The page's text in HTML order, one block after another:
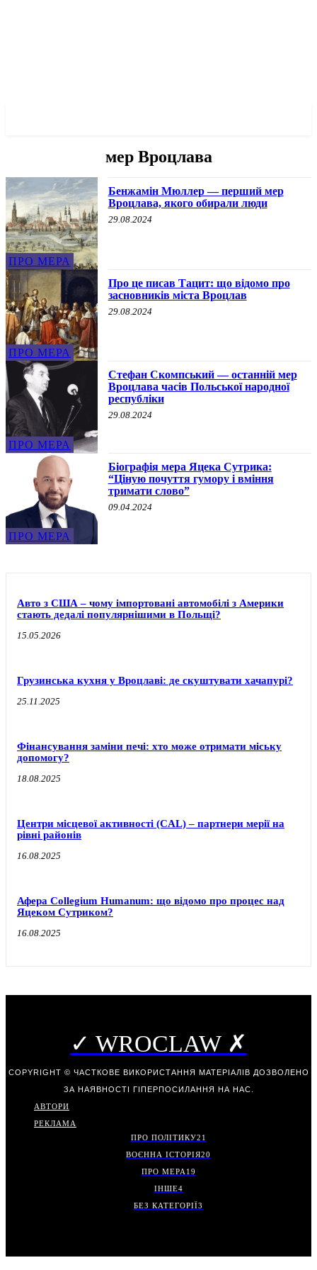
мер Вроцлава
ПРО МЕРА
Бенжамін Мюллер — перший мер
Вроцлава, якого обирали люди
29.08.2024
ПРО МЕРА
Про це писав Тацит: що відомо про
засновників міста Вроцлав
29.08.2024
ПРО МЕРА
Стефан Скомпський — останній мер
Вроцлава часів Польської народної
республіки
29.08.2024
ПРО МЕРА
Біографія мера Яцека Сутрика:
“Ціную почуття гумору і вміння
тримати слово”
09.04.2024
Авто з США – чому імпортовані автомобілі з Америки
стають дедалі популярнішими в Польщі?
15.05.2026
Грузинська кухня у Вроцлаві: де скуштувати хачапурі?
25.11.2025
Фінансування заміни печі: хто може отримати міську
допомогу?
18.08.2025
Центри місцевої активності (CAL) – партнери мерії на
рівні районів
16.08.2025
Афера Collegium Humanum: що відомо про процес над
Яцеком Сутриком?
16.08.2025
✓ WROCLAW ✗
COPYRIGHT © ЧАСТКОВЕ ВИКОРИСТАННЯ МАТЕРІАЛІВ ДОЗВОЛЕНО
ЗА НАЯВНОСТІ ГІПЕРПОСИЛАННЯ НА НАС.
АВТОРИ
РЕКЛАМА
ПРО ПОЛІТИКУ21
ВОЄННА ІСТОРІЯ20
ПРО МЕРА 19
ІНШЕ4
БЕЗ КАТЕГОРІЇ3